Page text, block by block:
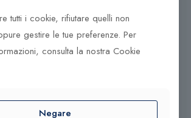
svolta con passione ne distinguono lo
preziosa ed essenziale, quella che
mente quando pensiamo al gioiello
Pendente DonnaOro
DHPE7209
tutti i cookie, rifiutare quelli non
gestire le tue preferenze. Per
consulta la nostra Cookie
Negare